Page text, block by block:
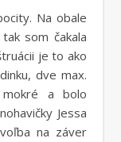
Na obale
som čakala
je to ako
dve max.
a bolo
Jessa
na záver